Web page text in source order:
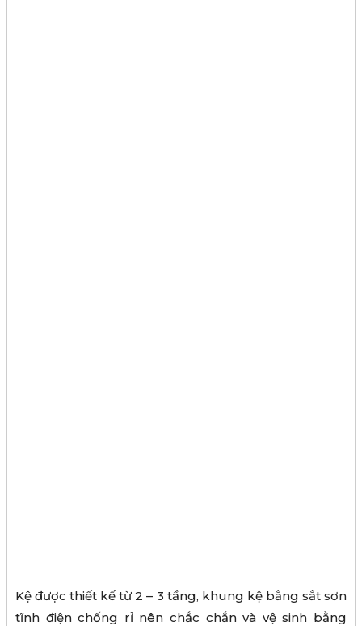
Kệ được thiết kế từ 2 – 3 tầng, khung kệ bằng sắt sơn
tĩnh điện chống rỉ nên chắc chắn và vệ sinh bằng